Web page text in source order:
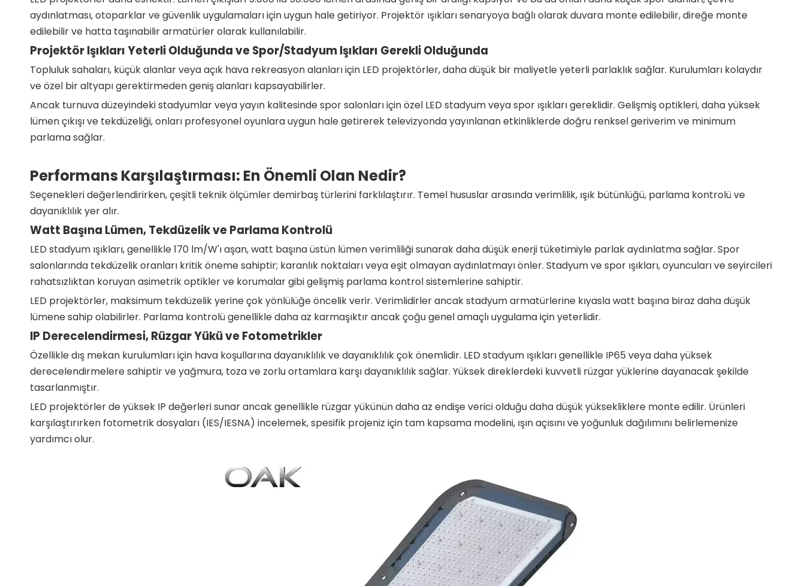
aydınlatması, otoparklar ve güvenlik uygulamaları için uygun hale getiriyor. Projektör ışıkları senaryoya bağlı olarak duvara monte edilebilir, direğe monte
edilebilir ve hatta taşınabilir armatürler olarak kullanılabilir.
Projektör Işıkları Yeterli Olduğunda ve Spor/Stadyum Işıkları Gerekli Olduğunda
Topluluk sahaları, küçük alanlar veya açık hava rekreasyon alanları için LED projektörler, daha düşük bir maliyetle yeterli parlaklık sağlar. Kurulumları kolaydır
ve özel bir altyapı gerektirmeden geniş alanları kapsayabilirler.
Ancak turnuva düzeyindeki stadyumlar veya yayın kalitesinde spor salonları için özel LED stadyum veya spor ışıkları gereklidir. Gelişmiş optikleri, daha yüksek
lümen çıkışı ve tekdüzeliği, onları profesyonel oyunlara uygun hale getirerek televizyonda yayınlanan etkinliklerde doğru renksel geriverim ve minimum
parlama sağlar.
Performans Karşılaştırması: En Önemli Olan Nedir?
Seçenekleri değerlendirirken, çeşitli teknik ölçümler demirbaş türlerini farklılaştırır. Temel hususlar arasında verimlilik, ışık bütünlüğü, parlama kontrolü ve
dayanıklılık yer alır.
Watt Başına Lümen, Tekdüzelik ve Parlama Kontrolü
LED stadyum ışıkları, genellikle 170 lm/W'ı aşan, watt başına üstün lümen verimliliği sunarak daha düşük enerji tüketimiyle parlak aydınlatma sağlar. Spor
salonlarında tekdüzelik oranları kritik öneme sahiptir; karanlık noktaları veya eşit olmayan aydınlatmayı önler. Stadyum ve spor ışıkları, oyuncuları ve seyircileri
rahatsızlıktan koruyan asimetrik optikler ve korumalar gibi gelişmiş parlama kontrol sistemlerine sahiptir.
LED projektörler, maksimum tekdüzelik yerine çok yönlülüğe öncelik verir. Verimlidirler ancak stadyum armatürlerine kıyasla watt başına biraz daha düşük
lümene sahip olabilirler. Parlama kontrolü genellikle daha az karmaşıktır ancak çoğu genel amaçlı uygulama için yeterlidir.
IP Derecelendirmesi, Rüzgar Yükü ve Fotometrikler
Özellikle dış mekan kurulumları için hava koşullarına dayanıklılık ve dayanıklılık çok önemlidir. LED stadyum ışıkları genellikle IP65 veya daha yüksek
derecelendirmelere sahiptir ve yağmura, toza ve zorlu ortamlara karşı dayanıklılık sağlar. Yüksek direklerdeki kuvvetli rüzgar yüklerine dayanacak şekilde
tasarlanmıştır.
LED projektörler de yüksek IP değerleri sunar ancak genellikle rüzgar yükünün daha az endişe verici olduğu daha düşük yüksekliklere monte edilir. Ürünleri
karşılaştırırken fotometrik dosyaları (IES/IESNA) incelemek, spesifik projeniz için tam kapsama modelini, ışın açısını ve yoğunluk dağılımını belirlemenize
yardımcı olur.